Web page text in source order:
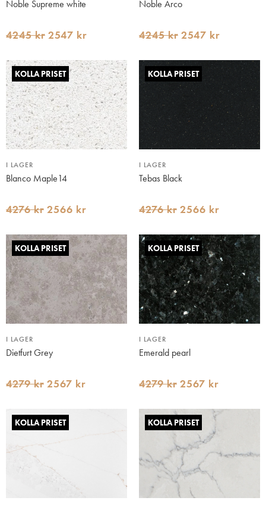
Noble Supreme white
4245 kr 2547 kr
Noble Arco
4245 kr 2547 kr
KOLLA PRISET
I LAGER
Blanco Maple14
4276 kr 2566 kr
KOLLA PRISET
I LAGER
Tebas Black
4276 kr 2566 kr
KOLLA PRISET
I LAGER
Dietfurt Grey
4279 kr 2567 kr
KOLLA PRISET
I LAGER
Emerald pearl
4279 kr 2567 kr
KOLLA PRISET KOLLA PRISET